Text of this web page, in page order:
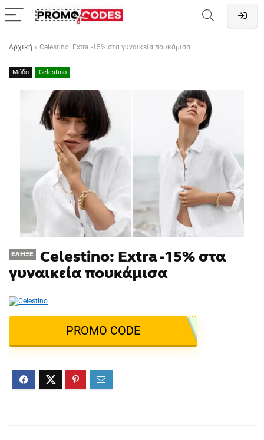
Αρχική » Celestino: Extra -15% στα γυναικεία πουκάμισα
Μόδα Celestino
ΈΛΗΞΕ
Celestino: Extra -15% στα
γυναικεία πουκάμισα
PROMO CODE